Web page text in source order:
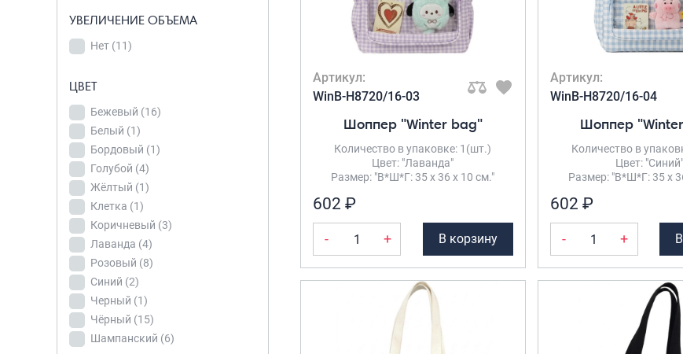
УВЕЛИЧЕНИЕ
ЦВЕТ
Бежевый
(1)
Бордовый(1)
Голубой(4)
Жёлтый (1)
Клетка(1)
Коричневый
Лаванда
(4)
УВЕЛИЧЕНИЕ ОБЪЕМА
Нет (11)
ЦВЕТ
Бежевый (16)
Белый (1)
Бордовый (1)
Голубой (4)
Жёлтый (1)
Клетка (1)
Коричневый (3)
Лаванда (4)
Розовый (8)
Синий (2)
Черный (1)
Чёрный (15)
Шампанский (6)
Артикул:
WinB-H8720/16-03
Шоппер "Winter bag"
Количество в упаковке: 1(шт.)
Цвет: "Лаванда"
Размер: "В*Ш*Г: 35 х 36 х 10 см."
602 ₽
- + В корзину
Артикул:
WinB-H8720/16-04
Шоппер
Количество в
Цвет: "Синий"
Размер: "В*Ш*Г: 35 х
602 ₽
- +